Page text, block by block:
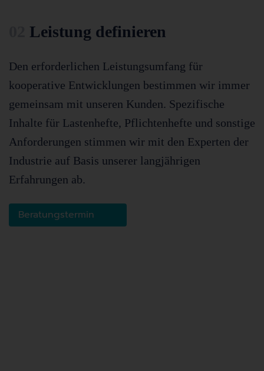
Leistung definieren
Den erforderlichen Leistungsumfang für
kooperative Entwicklungen bestimmen wir immer
gemeinsam mit unseren Kunden. Spezifische
Inhalte für Lastenhefte, Pflichtenhefte und sonstige
Anforderungen stimmen wir mit den Experten der
Industrie auf Basis unserer langjährigen
Erfahrungen ab.
Beratungstermin